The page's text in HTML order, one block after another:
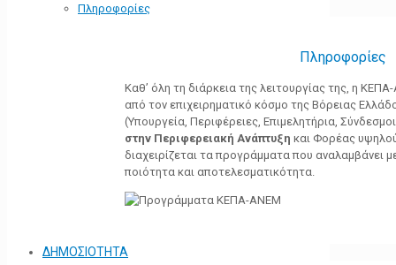
Πληροφορίες
Πληροφορίες
Καθ’ όλη τη διάρκεια της λειτουργίας της, η
από τον επιχειρηματικό κόσμο της Βόρειας
(Υπουργεία, Περιφέρειες, Επιμελητήρια,
στην Περιφερειακή Ανάπτυξη και Φορέας
διαχειρίζεται τα προγράμματα που αναλαμβάνει
ποιότητα και αποτελεσματικότητα.
ΔΗΜΟΣΙΟΤΗΤΑ